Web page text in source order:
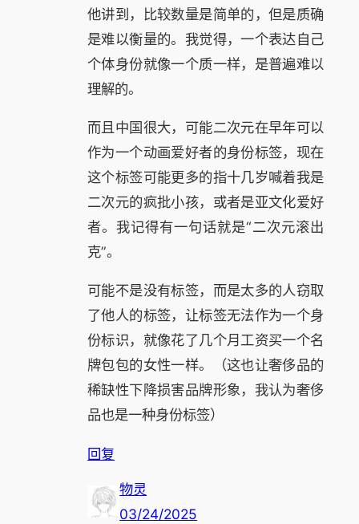
他讲到，比较数量是简单的，但是质确
是难以衡量的。我觉得，一个表达自己
个体身份就像一个质一样，是普遍难以
理解的。
而且中国很大，可能二次元在早年可以
作为一个动画爱好者的身份标签，现在
这个标签可能更多的指十几岁喊着我是
二次元的疯批小孩，或者是亚文化爱好
者。我记得有一句话就是“二次元滚出
克”。
可能不是没有标签，而是太多的人窃取
了他人的标签，让标签无法作为一个身
份标识，就像花了几个月工资买一个名
牌包包的女性一样。（这也让奢侈品的
稀缺性下降损害品牌形象，我认为奢侈
品也是一种身份标签）
回复
物灵
03/24/2025